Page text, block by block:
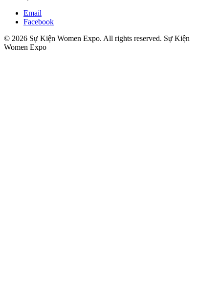
Email
Facebook
© 2026 Sự Kiện Women Expo. All rights reserved. Sự Kiện
Women Expo